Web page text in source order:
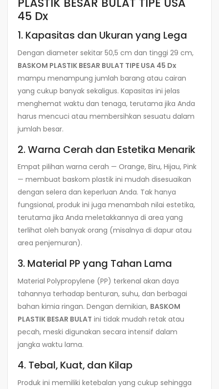
45 Dx
1. Kapasitas dan Ukuran yang Lega
Dengan diameter sekitar 50,5 cm dan tinggi 29 cm,
BASKOM PLASTIK BESAR BULAT TIPE USA 45 Dx
mampu menampung jumlah barang atau cairan
yang cukup banyak sekaligus. Kapasitas ini jelas
menghemat waktu dan tenaga, terutama jika Anda
harus mencuci atau membersihkan sesuatu dalam
jumlah besar.
2. Warna Cerah dan Estetika Menarik
Empat pilihan warna cerah — Orange, Biru, Hijau, Pink
— membuat baskom plastik ini mudah disesuaikan
dengan selera dan keperluan Anda. Tak hanya
fungsional, produk ini juga menambah nilai estetika,
terutama jika Anda meletakkannya di area yang
terlihat oleh banyak orang (misalnya di dapur atau
area penjemuran).
3. Material PP yang Tahan Lama
Material Polypropylene (PP) terkenal akan daya
tahannya terhadap benturan, suhu, dan berbagai
bahan kimia ringan. Dengan demikian, BASKOM
PLASTIK BESAR BULAT ini tidak mudah retak atau
pecah, meski digunakan secara intensif dalam
jangka waktu lama.
4. Tebal, Kuat, dan Kilap
Produk ini memiliki ketebalan yang cukup sehingga